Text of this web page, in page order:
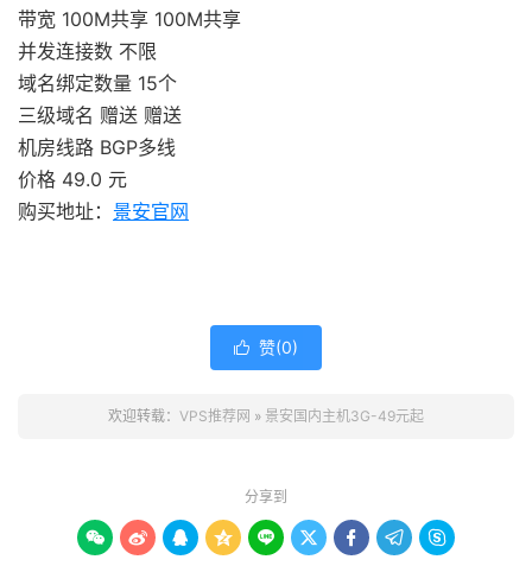
带宽 100M共享 100M共享
并发连接数 不限
域名绑定数量 15个
三级域名 赠送 赠送
机房线路 BGP多线
价格 49.0 元
购买地址： 景安官网
 赞(0)
欢迎转载： VPS推荐网 » 景安国内主机3G-49元起
分享到
        